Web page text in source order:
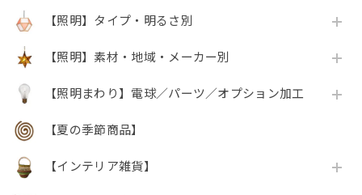
【照明】タイプ・明るさ別
【照明】素材・地域・メーカー別
【照明まわり】電球／パーツ／オプション加工
【夏の季節商品】
【インテリア雑貨】